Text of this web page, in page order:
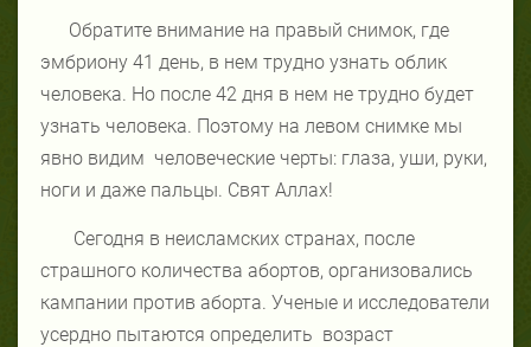
Обратите внимание на правый снимок, где
эмбриону 41 день, в нем трудно узнать облик
человека. Но после 42 дня в нем не трудно будет
узнать человека. Поэтому на левом снимке мы
явно видим человеческие черты: глаза, уши, руки,
ноги и даже пальцы. Свят Аллах!
Сегодня в неисламских странах, после
страшного количества абортов, организовались
кампании против аборта. Ученые и исследователи
усердно пытаются определить возраст